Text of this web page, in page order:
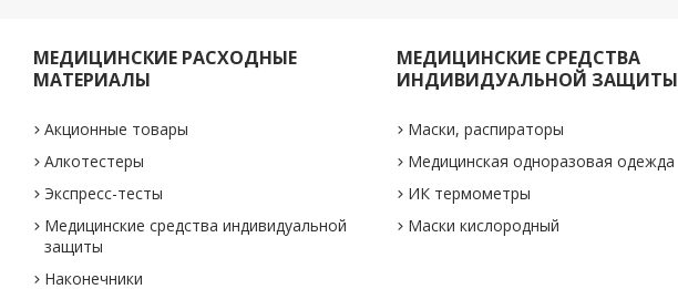
МЕДИЦИНСКИЕ РАСХОДНЫЕ
МАТЕРИАЛЫ
Акционные товары
Алкотестеры
Экспресс-тесты
Медицинские средства индивидуальной
защиты
Наконечники
МЕДИЦИНСКИЕ СРЕДСТВА
ИНДИВИДУАЛЬНОЙ ЗАЩИТЫ
Маски, распираторы
Медицинская одноразовая одежда
ИК термометры
Маски кислородный